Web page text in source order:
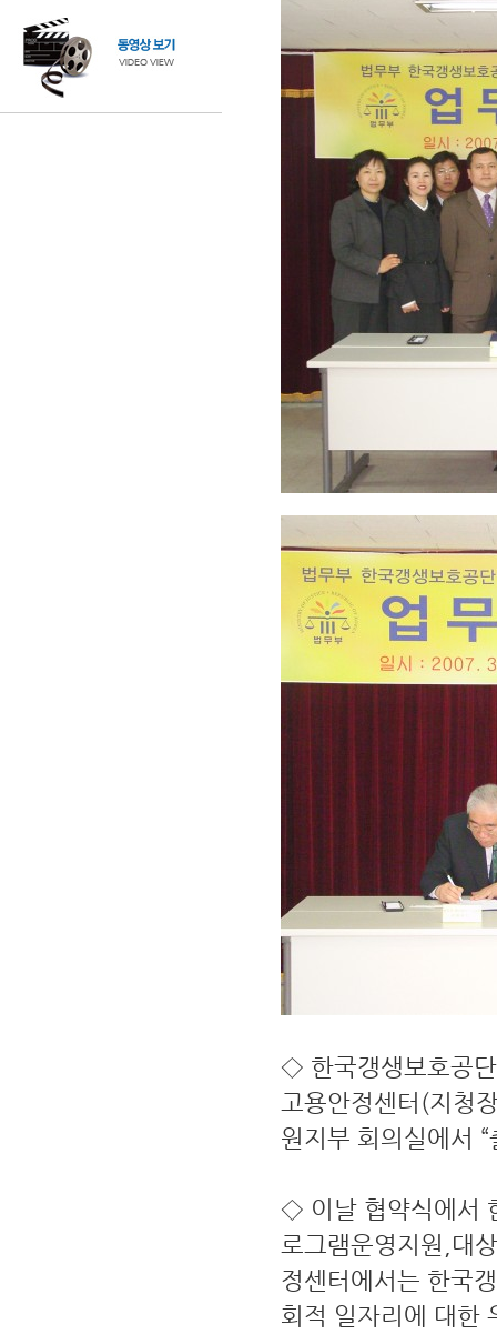
◇ 한국갱생보호공
고용안정센터(지청
원지부 회의실에서
◇ 이날 협약식에서
로그램운영지원,대
정센터에서는 한국
회적 일자리에 대한